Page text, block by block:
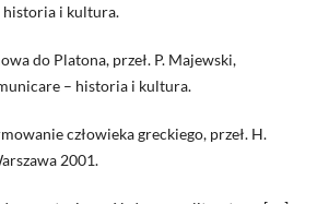
historia i kultura.
do Platona, przeł. P. Majewski,
– historia i kultura.
człowieka greckiego, przeł. H.
2001.